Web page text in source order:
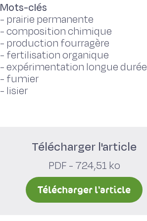
Mots-clés
- prairie permanente
-composition chimique
- production fourragère
- fertilisation organique
-expérimentation longue durée
- fumier
- lisier
Télécharger l'article
PDF - 724,51 ko
Télécharger l'article